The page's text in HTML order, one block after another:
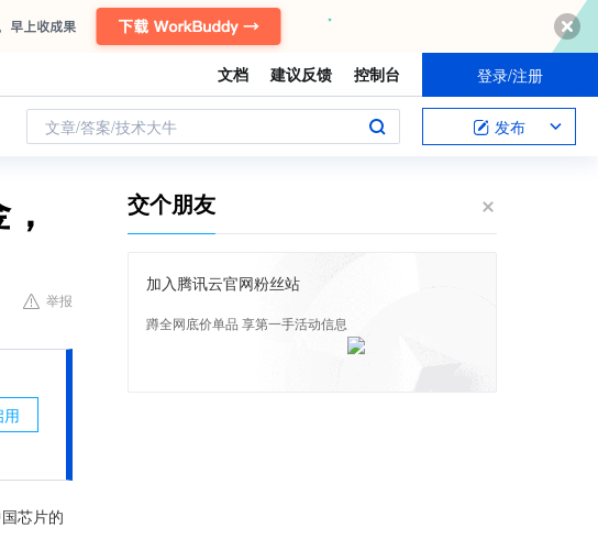
文档 建议反馈 控制台 登录/注册
文章/答案/技术大牛 发布
举报
芯片的
交个朋友
加入腾讯云官网粉丝站
蹲全网底价单品 享第一手活动信息